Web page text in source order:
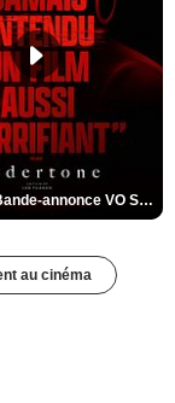
Undertone Bande-annonce VO STFR
au cinéma